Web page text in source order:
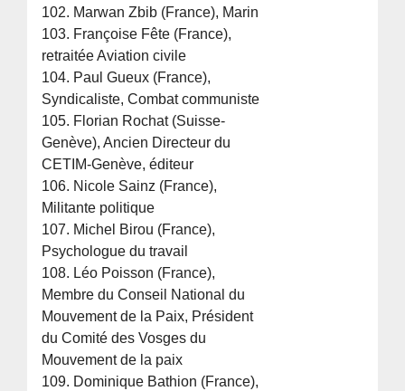
102. Marwan Zbib (France), Marin
103. Françoise Fête (France),
retraitée Aviation civile
104. Paul Gueux (France),
Syndicaliste, Combat communiste
105. Florian Rochat (Suisse-
Genève), Ancien Directeur du
CETIM-Genève, éditeur
106. Nicole Sainz (France),
Militante politique
107. Michel Birou (France),
Psychologue du travail
108. Léo Poisson (France),
Membre du Conseil National du
Mouvement de la Paix, Président
du Comité des Vosges du
Mouvement de la paix
109. Dominique Bathion (France),